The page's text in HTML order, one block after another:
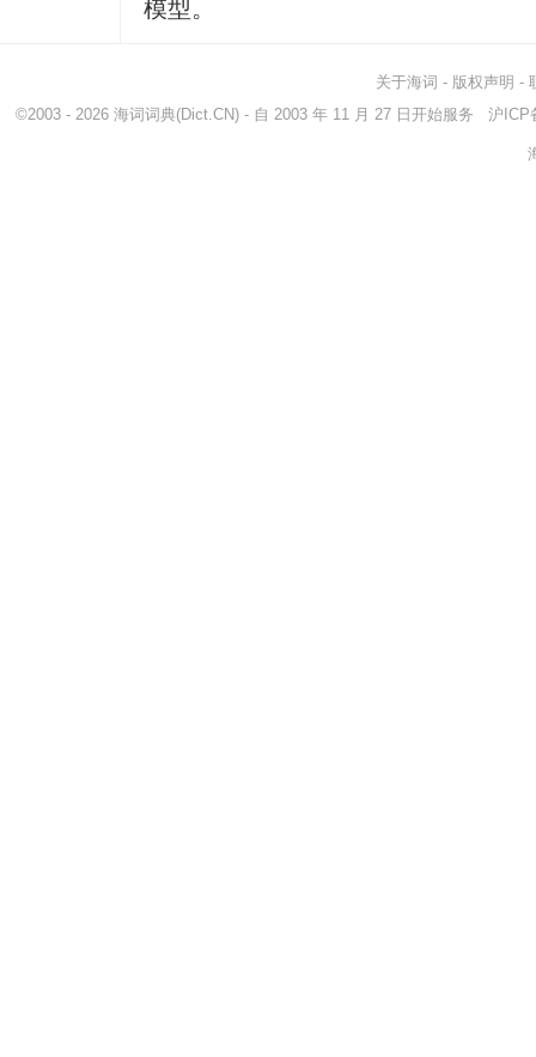
模型。
关于海词 - 版权声明 -
©2003 - 2026 海词词典(Dict.CN) - 自 2003 年 11 月 27 日开始服务 沪ICP